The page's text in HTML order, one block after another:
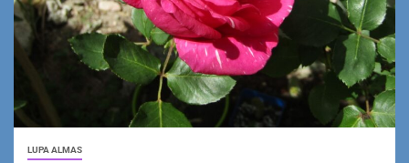
LUPA ALMAS